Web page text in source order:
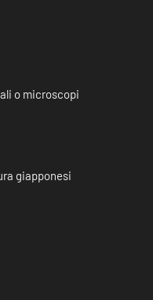
o microscopi
giapponesi